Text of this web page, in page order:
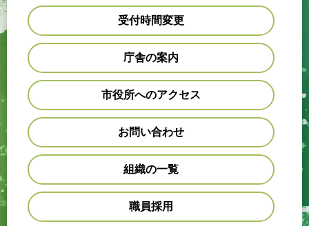
受付時間変更
庁舎の案内
市役所へのアクセス
お問い合わせ
組織の一覧
職員採用